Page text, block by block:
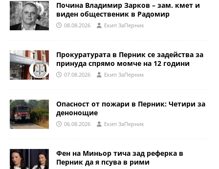
Почина Владимир Зарков – зам. кмет и
виден общественик в Радомир
08.08.2026 Eкип ЗаПерник
Прокуратурата в Перник се задейства за
принуда спрямо момче на 12 години
07.08.2026 Eкип ЗаПерник
Опасност от пожари в Перник: Четири за
денонощие
06.08.2026 Eкип ЗаПерник
Фен на Миньор тича зад реферка в
Перник да я псува в рими